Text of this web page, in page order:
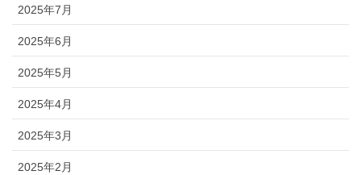
2025年7月
2025年6月
2025年5月
2025年4月
2025年3月
2025年2月